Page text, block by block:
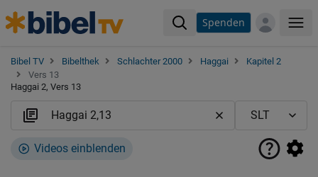
Spenden
Bibel TV Bibelthek Schlachter 2000 Haggai
Kapitel 2
Vers 13
Haggai 2, Vers 13
Videos einblenden